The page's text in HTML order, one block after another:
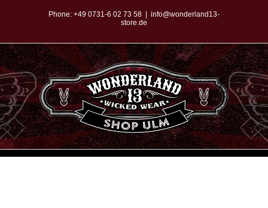
springen
Phone: +49 0731-6 02 73 58
info@wonderland13-
store.de